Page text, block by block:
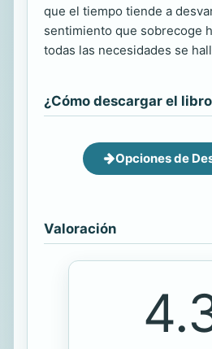
que el tiempo tiende a
sentimiento que sobrecoge
todas las necesidades se
¿Cómo descargar el
Opciones de
Valoración